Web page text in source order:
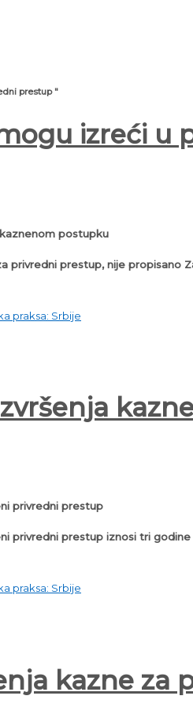
prestup "
izreći
postupku
privredni prestup, nije propisano
praksa: Srbije
privredni prestup
privredni prestup iznosi tri
praksa: Srbije
kazne za